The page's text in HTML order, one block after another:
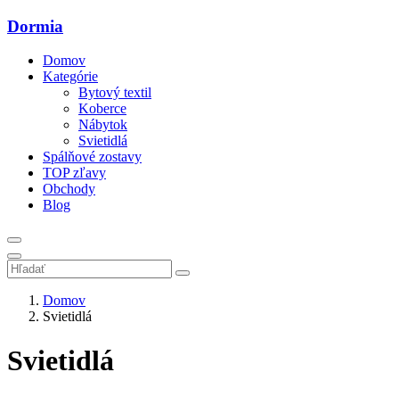
Dormia
Domov
Kategórie
Bytový textil
Koberce
Nábytok
Svietidlá
Spálňové zostavy
TOP zľavy
Obchody
Blog
Domov
Svietidlá
Svietidlá